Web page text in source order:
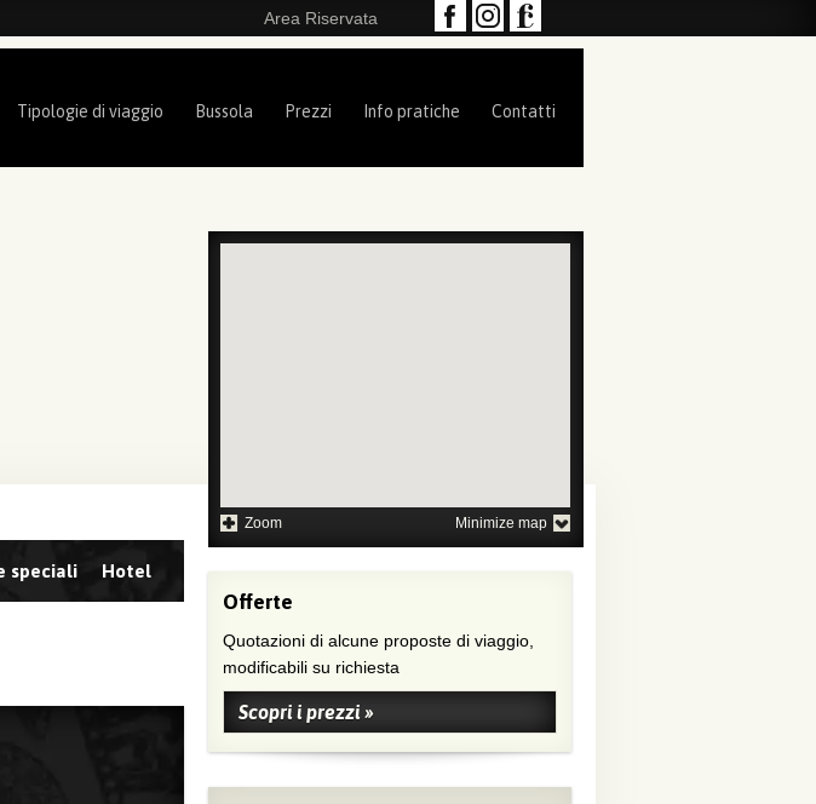
Area Riservata
Tipologie di viaggio Bussola Prezzi Info pratiche Contatti
speciali Hotel
Zoom Minimize map
Offerte
Quotazioni di alcune proposte di viaggio,
modificabili su richiesta
Scopri i prezzi »